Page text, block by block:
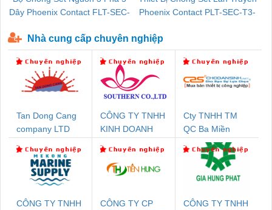
Dây Phoenix Contact FLT-SEC-
Phoenix Contact PLT-SEC-T3-
Nhà cung cấp chuyên nghiệp
Tan Dong Cang
company LTD
CÔNG TY TNHH
KINH DOANH
PHƯƠNG NAM
Cty TNHH TM
QC Ba Miền
CÔNG TY TNHH
CÔNG TY CP
CÔNG TY TNHH